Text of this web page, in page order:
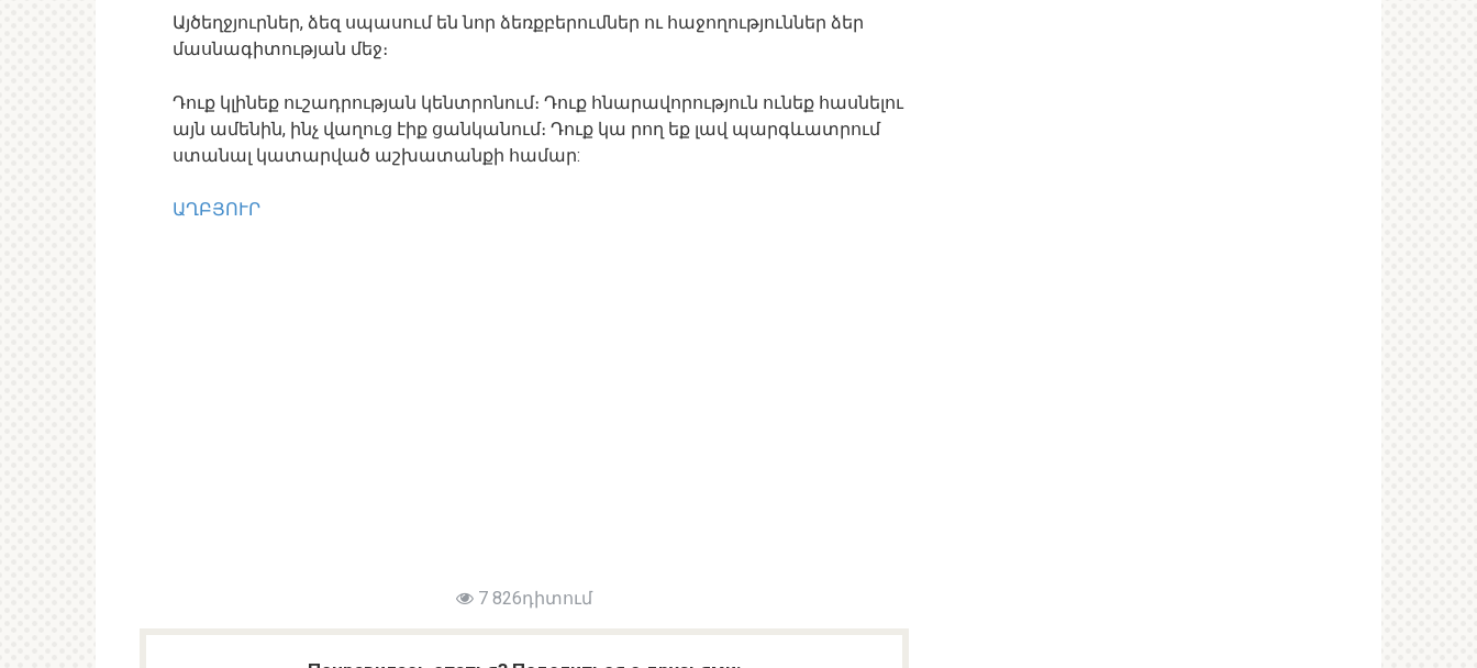
Այծեղջյուրներ, ձեզ սպասում են նոր ձեռքբերումներ ու հաջողություններ ձեր
մասնագիտության մեջ։
Դուք կլինեք ուշադրության կենտրոնում։ Դուք հնարավորություն ունեք հասնելու
այն ամենին, ինչ վաղուց էիք ցանկանում։ Դուք կա րող եք լավ պարգևատրում
ստանալ կատարված աշխատանքի համար:
ԱՂԲՅՈՒՐ
7 826դիտում